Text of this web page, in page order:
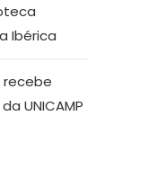
Ibérica
recebe
UNICAMP